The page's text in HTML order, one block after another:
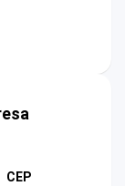
CEP